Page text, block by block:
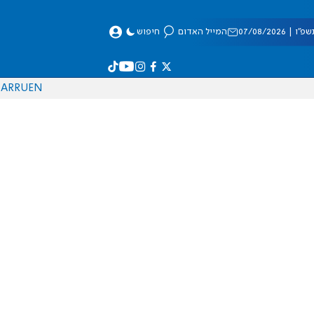
08/2026 המייל האדום חיפוש
EN
RU
AR